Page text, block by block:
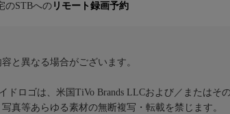
のSTBへの リモート録画予約
と異なる場合がございます。
ドロゴは、米国TiVo Brands LLCおよび／またはそ
真等あらゆる素材の無断複写・転載を禁じます。